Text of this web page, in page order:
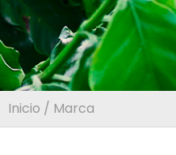
Inicio / Marca